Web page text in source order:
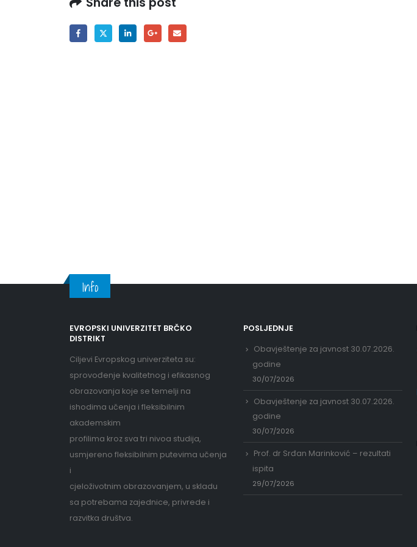
Info
EVROPSKI UNIVERZITET BRČKO
DISTRIKT
Ciljevi Evropskog univerziteta su:
sprovođenje kvalitetnog i efikasnog
obrazovanja koje se temelji na
ishodima učenja i fleksibilnim
akademskim
profilima kroz sva tri nivoa studija,
usmjereno fleksibilnim putevima učenja
i
cjeloživotnim obrazovanjem, u skladu
sa potrebama zajednice, privrede i
razvitka društva.
POSLJEDNJE
Obavještenje za javnost 30.07.2026.
godine
30/07/2026
Obavještenje za javnost 30.07.2026.
godine
30/07/2026
Prof. dr Srđan Marinković – rezultati
ispita
29/07/2026